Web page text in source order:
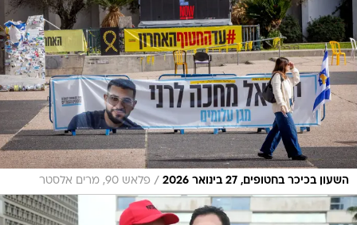
השעון בכיכר בחטופים, 27 בינואר 2026 / פלאש 90, מרים אלסטר